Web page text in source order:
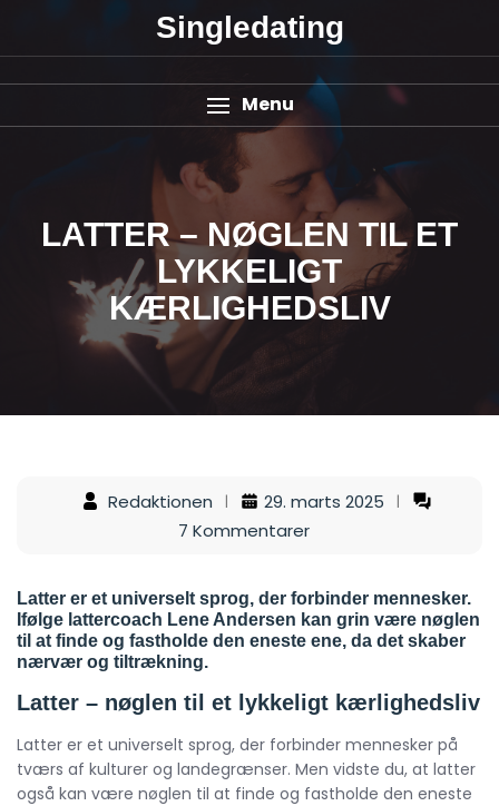
Singledating
Menu
LATTER – NØGLEN TIL ET
LYKKELIGT
KÆRLIGHEDSLIV
Redaktionen
29. marts 2025
7 Kommentarer
Latter er et universelt sprog, der forbinder mennesker.
Ifølge lattercoach Lene Andersen kan grin være nøglen
til at finde og fastholde den eneste ene, da det skaber
nærvær og tiltrækning.
Latter – nøglen til et lykkeligt kærlighedsliv
Latter er et universelt sprog, der forbinder mennesker på
tværs af kulturer og landegrænser. Men vidste du, at latter
også kan være nøglen til at finde og fastholde den eneste